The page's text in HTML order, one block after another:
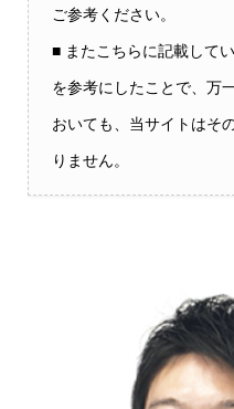
ご参考ください。
■ またこちらに記載して
を参考にしたことで、万
おいても、当サイトはそ
りません。